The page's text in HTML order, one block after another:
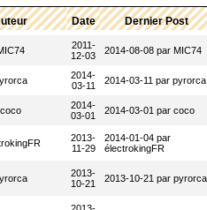
Date Dernier Post
2011-
12-03
2014-08-08 par MIC74
2014-
03-11
2014-03-11 par pyrorca
coco
2014-
03-01
2014-03-01 par coco
2013-
11-29
2014-01-04 par
électrokingFR
2013-
10-21
2013-10-21 par pyrorca
2013-